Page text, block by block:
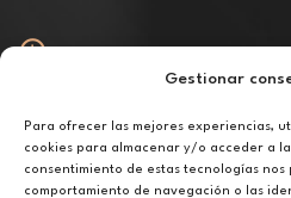
Gestionar
Para ofrecer las mejores experiencias,
cookies para almacenar y/o acceder a
consentimiento de estas tecnologías
comportamiento de navegación o las
De lunes a viernes de 10h a 20h
Aviso legal